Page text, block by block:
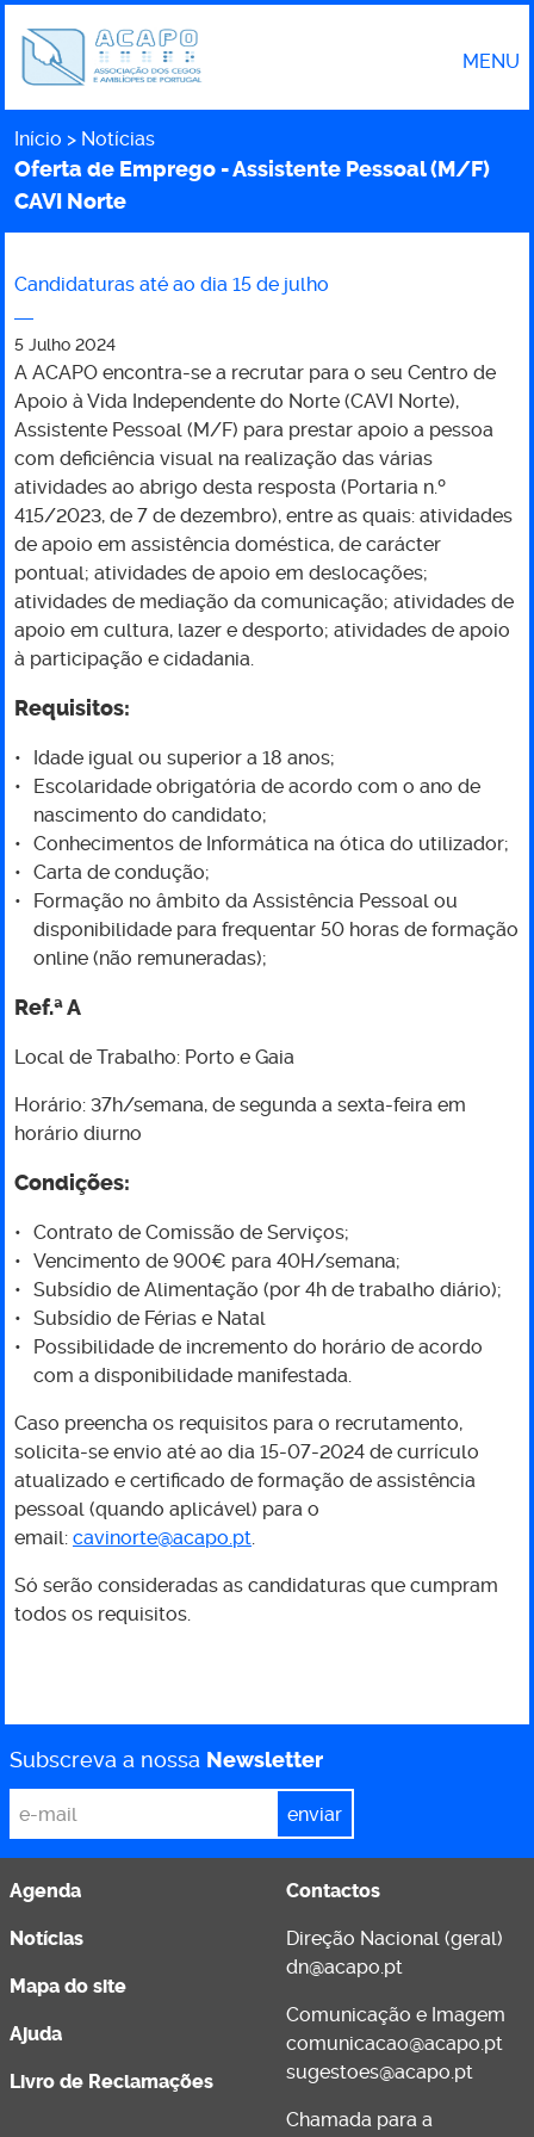
MENU
Caminho
Início Notícias
Oferta de Emprego - Assistente Pessoal (M/F)
CAVI Norte
Oferta
de
Emprego
-
Assistente
Pessoal
(M/F)
CAVI
Norte
Candidaturas até ao dia 15 de julho
5 Julho 2024
A ACAPO encontra-se a recrutar para o seu Centro de
Apoio à Vida Independente do Norte (CAVI Norte),
Assistente Pessoal (M/F) para prestar apoio a pessoa
com deficiência visual na realização das várias
atividades ao abrigo desta resposta (Portaria n.º
415/2023, de 7 de dezembro), entre as quais: atividades
de apoio em assistência doméstica, de carácter
pontual; atividades de apoio em deslocações;
atividades de mediação da comunicação; atividades de
apoio em cultura, lazer e desporto; atividades de apoio
à participação e cidadania.
Requisitos:
Idade igual ou superior a 18 anos;
Escolaridade obrigatória de acordo com o ano de
nascimento do candidato;
Conhecimentos de Informática na ótica do utilizador;
Carta de condução;
Formação no âmbito da Assistência Pessoal ou
disponibilidade para frequentar 50 horas de formação
online (não remuneradas);
Ref.ª A
Local de Trabalho: Porto e Gaia
Horário: 37h/semana, de segunda a sexta-feira em
horário diurno
Condições:
Contrato de Comissão de Serviços;
Vencimento de 900€ para 40H/semana;
Subsídio de Alimentação (por 4h de trabalho diário);
Subsídio de Férias e Natal
Possibilidade de incremento do horário de acordo
com a disponibilidade manifestada.
Caso preencha os requisitos para o recrutamento,
solicita-se envio até ao dia 15-07-2024 de currículo
atualizado e certificado de formação de assistência
pessoal (quando aplicável) para o
email: cavinorte@acapo.pt.
Só serão consideradas as candidaturas que cumpram
todos os requisitos.
Subscreva a nossa Newsletter
Email*
Agenda
Notícias
Mapa do site
Ajuda
Livro de Reclamações
Contactos
Direção Nacional (geral)
dn@acapo.pt
Comunicação e Imagem
comunicacao@acapo.pt
sugestoes@acapo.pt
Chamada para a